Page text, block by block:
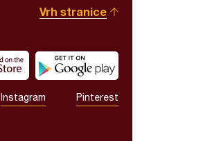
Vrh stranice
Instagram Pinterest